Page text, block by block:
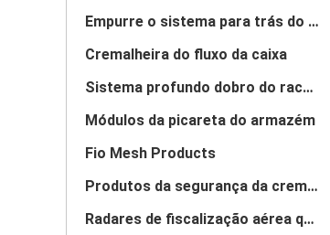
Empurre o sistema para trás do tormento
Cremalheira do fluxo da caixa
Sistema profundo dobro do racking da pálete
Módulos da picareta do armazém
Fio Mesh Products
Produtos da segurança da cremalheira
Radares de fiscalização aérea que submetem o sistema